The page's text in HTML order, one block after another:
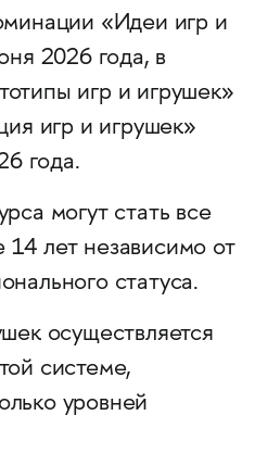
«Идеи игр и
2026 года, в
игр и игрушек»
игр и игрушек»
года.
могут стать все
лет независимо от
статуса.
осуществляется
системе,
уровней